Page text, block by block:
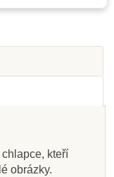
Skladem
Skladem
Skladem
Skladem
kteří
obrázky.